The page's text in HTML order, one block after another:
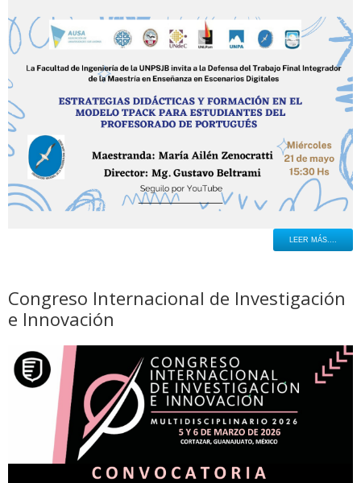
LEER MÁS....
Congreso Internacional de Investigación
e Innovación